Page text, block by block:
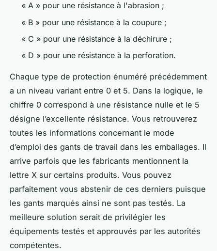
« A » pour une résistance à l'abrasion ;
« B » pour une résistance à la coupure ;
« C » pour une résistance à la déchirure ;
« D » pour une résistance à la perforation.
Chaque type de protection énuméré précédemment
a un niveau variant entre 0 et 5. Dans la logique, le
chiffre 0 correspond à une résistance nulle et le 5
désigne l’excellente résistance. Vous retrouverez
toutes les informations concernant le mode
d’emploi des gants de travail dans les emballages. Il
arrive parfois que les fabricants mentionnent la
lettre X sur certains produits. Vous pouvez
parfaitement vous abstenir de ces derniers puisque
les gants marqués ainsi ne sont pas testés. La
meilleure solution serait de privilégier les
équipements testés et approuvés par les autorités
compétentes.